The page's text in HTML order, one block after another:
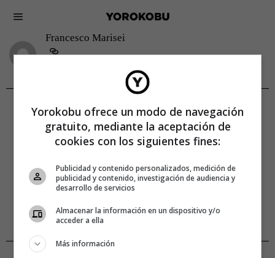
Francesco Marisei
Yorokobu ofrece un modo de navegación
gratuito, mediante la aceptación de
cookies con los siguientes fines:
Publicidad y contenido personalizados, medición de
publicidad y contenido, investigación de audiencia y
desarrollo de servicios
Almacenar la información en un dispositivo y/o
acceder a ella
Más información